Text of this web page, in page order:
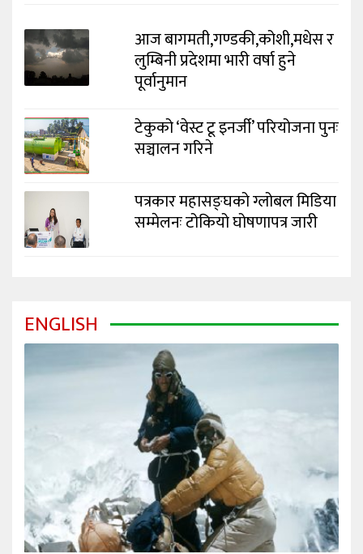
आज बागमती,गण्डकी,कोशी,मधेस र
लुम्बिनी प्रदेशमा भारी वर्षा हुने
पूर्वानुमान
टेकुको ‘वेस्ट टू इनर्जी’ परियोजना पुनः
सञ्चालन गरिने
पत्रकार महासङ्घको ग्लोबल मिडिया
सम्मेलनः टोकियो घोषणापत्र जारी
ENGLISH